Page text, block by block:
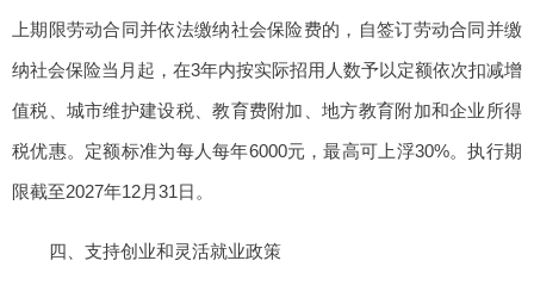
上期限劳动合同并依法缴纳社会保险费的，自签订劳动合同并缴
纳社会保险当月起，在3年内按实际招用人数予以定额依次扣减增
值税、城市维护建设税、教育费附加、地方教育附加和企业所得
税优惠。定额标准为每人每年6000元，最高可上浮30%。执行期
限截至2027年12月31日。
四、支持创业和灵活就业政策